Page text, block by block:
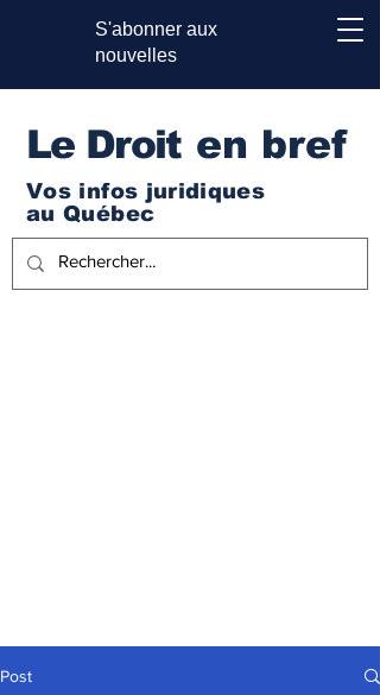
S'abonner aux
nouvelles
Le Droit en bref
Vos infos juridiques
au Québec
Post